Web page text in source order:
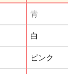
青
白
ピンク